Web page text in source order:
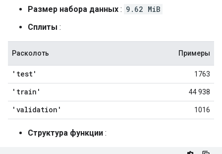
Размер набора данных : 9.62 MiB
Сплиты :
Расколоть Примеры
'test' 1763
'train' 44 938
'validation' 1016
Структура функции :